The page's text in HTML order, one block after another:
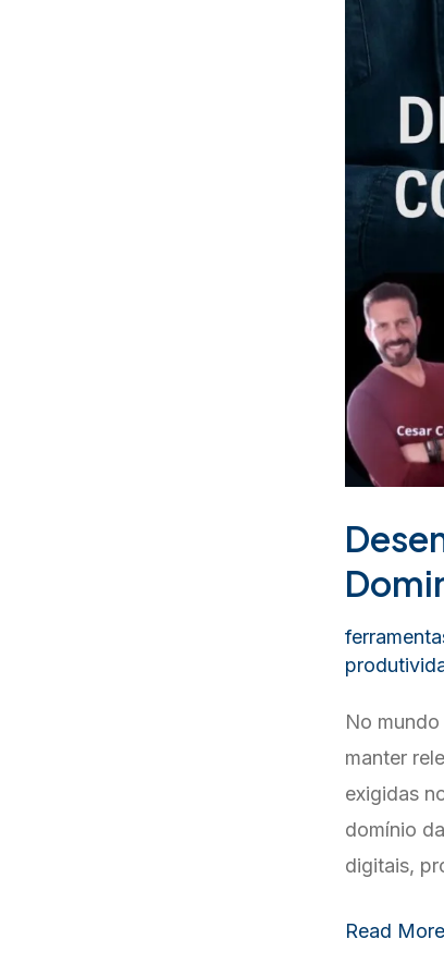
No
manter
exigidas
domínio
digitais,
Read